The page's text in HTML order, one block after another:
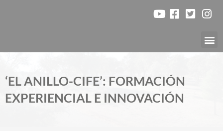
‘EL ANILLO-CIFE’: FORMACIÓN
EXPERIENCIAL E INNOVACIÓN